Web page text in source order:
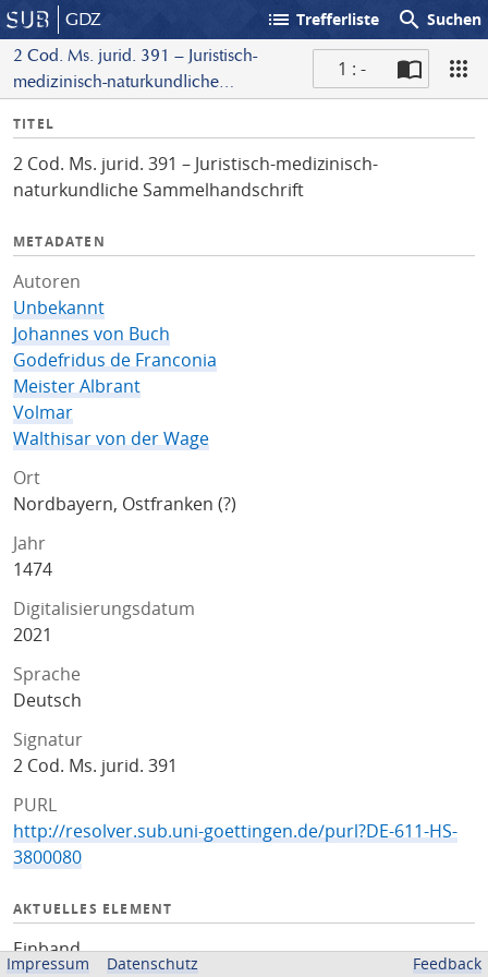
GDZ list Trefferliste search Suchen
2 Cod. Ms. jurid. 391 – Juristisch-
medizinisch-naturkundliche
1 : -
I
f
o
TITEL
2 Cod. Ms. jurid. 391 – Juristisch-medizinisch-
naturkundliche Sammelhandschrift
METADATEN
Autoren
Unbekannt
Johannes von Buch
Godefridus de Franconia
Meister Albrant
Volmar
Walthisar von der Wage
Ort
Nordbayern, Ostfranken (?)
Jahr
1474
Digitalisierungsdatum
2021
Sprache
Deutsch
Signatur
2 Cod. Ms. jurid. 391
PURL
http://resolver.sub.uni-goettingen.de/purl?DE-611-HS-
3800080
AKTUELLES ELEMENT
Einband
Impressum Datenschutz Feedback